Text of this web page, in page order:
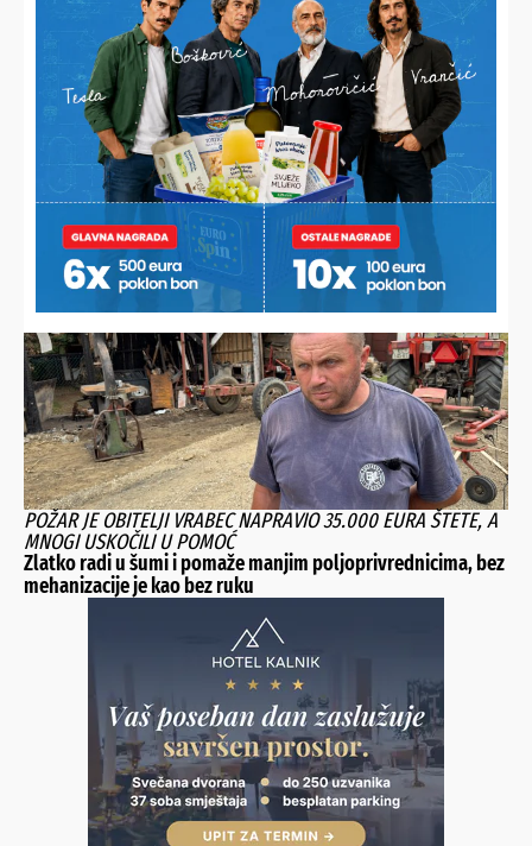
INAČE VOZI ELEKTRIČNI ROMOBIL
Uporni ponavljač prometnih prekršaja umalo ostavio oca
bez Golfa
POŽAR JE OBITELJI VRABEC NAPRAVIO 35.000 EURA ŠTETE, A
MNOGI USKOČILI U POMOĆ
Zlatko radi u šumi i pomaže manjim poljoprivrednicima, bez
mehanizacije je kao bez ruku